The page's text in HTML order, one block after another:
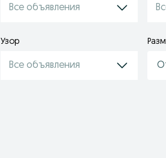
Все объявления
Узор
Все объявления